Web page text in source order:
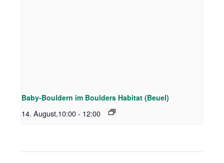
Baby-Bouldern im Boulders Habitat (Beuel)
14. August,10:00 - 12:00